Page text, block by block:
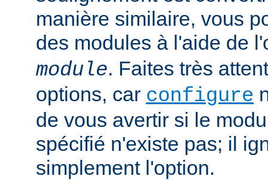
manière similaire, vous
des modules à l'aide de
module. Faites très
options, car configure
de vous avertir si le
spécifié n'existe pas; il
simplement l'option.